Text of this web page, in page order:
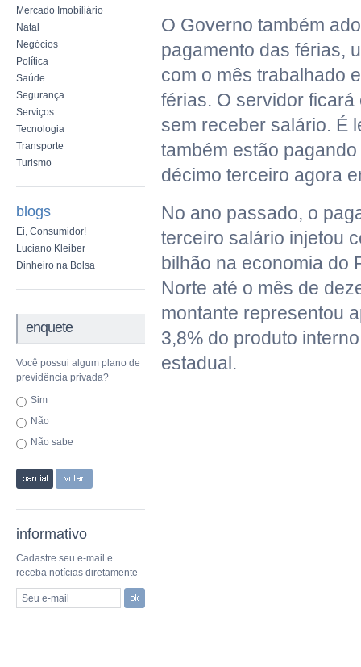
Mercado Imobiliário
Natal
Negócios
Política
Saúde
Segurança
Serviços
Tecnologia
Transporte
Turismo
blogs
Ei, Consumidor!
Luciano Kleiber
Dinheiro na Bolsa
enquete
Você possui algum plano de
previdência privada?
Sim
Não
Não sabe
informativo
Cadastre seu e-mail e
receba notícias diretamente
Seu e-mail
O Governo também
pagamento das férias,
com o mês trabalhado
férias. O servidor
sem receber salário. É
também estão
décimo terceiro agora
No ano passado, o
terceiro salário injetou
bilhão na economia do
Norte até o mês de
montante representou
3,8% do produto
estadual.